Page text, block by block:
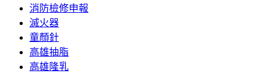
消防檢修申報
滅火器
童顏針
高雄抽脂
高雄隆乳